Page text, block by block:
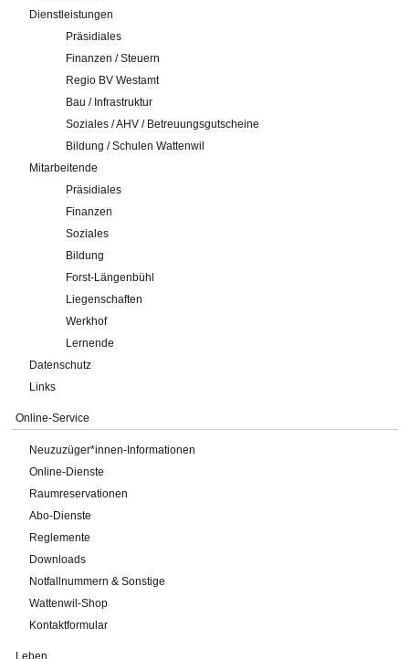
Dienstleistungen
Präsidiales
Finanzen / Steuern
Regio BV Westamt
Bau / Infrastruktur
Soziales / AHV / Betreuungsgutscheine
Bildung / Schulen Wattenwil
Mitarbeitende
Präsidiales
Finanzen
Soziales
Bildung
Forst-Längenbühl
Liegenschaften
Werkhof
Lernende
Datenschutz
Links
Online-Service
Neuzuzüger*innen-Informationen
Online-Dienste
Raumreservationen
Abo-Dienste
Reglemente
Downloads
Notfallnummern & Sonstige
Wattenwil-Shop
Kontaktformular
Leben